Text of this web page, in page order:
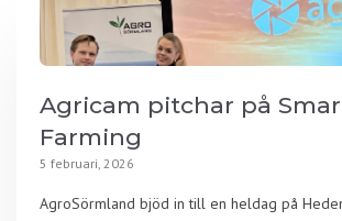
Agricam pitchar på
Farming
5 februari, 2026
AgroSörmland bjöd in till en heldag på